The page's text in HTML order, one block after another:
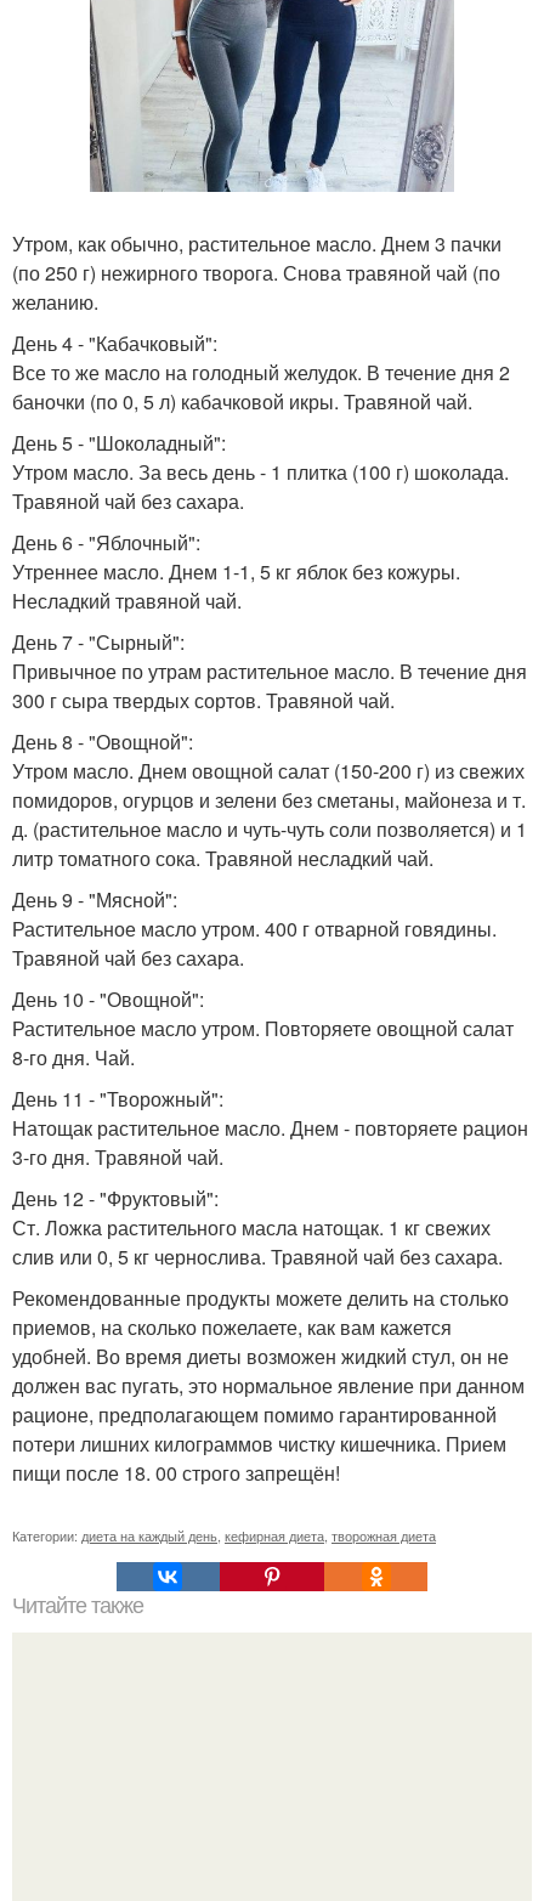
Утром, как обычно, растительное масло. Днем 3 пачки
(по 250 г) нежирного творога. Снова травяной чай (по
желанию.
День 4 - "Кабачковый":
Все то же масло на голодный желудок. В течение дня 2
баночки (по 0, 5 л) кабачковой икры. Травяной чай.
День 5 - "Шоколадный":
Утром масло. За весь день - 1 плитка (100 г) шоколада.
Травяной чай без сахара.
День 6 - "Яблочный":
Утреннее масло. Днем 1-1, 5 кг яблок без кожуры.
Несладкий травяной чай.
День 7 - "Сырный":
Привычное по утрам растительное масло. В течение дня
300 г сыра твердых сортов. Травяной чай.
День 8 - "Овощной":
Утром масло. Днем овощной салат (150-200 г) из свежих
помидоров, огурцов и зелени без сметаны, майонеза и т.
д. (растительное масло и чуть-чуть соли позволяется) и 1
литр томатного сока. Травяной несладкий чай.
День 9 - "Мясной":
Растительное масло утром. 400 г отварной говядины.
Травяной чай без сахара.
День 10 - "Овощной":
Растительное масло утром. Повторяете овощной салат
8-го дня. Чай.
День 11 - "Творожный":
Натощак растительное масло. Днем - повторяете рацион
3-го дня. Травяной чай.
День 12 - "Фруктовый":
Ст. Ложка растительного масла натощак. 1 кг свежих
слив или 0, 5 кг чернослива. Травяной чай без сахара.
Рекомендованные продукты можете делить на столько
приемов, на сколько пожелаете, как вам кажется
удобней. Во время диеты возможен жидкий стул, он не
должен вас пугать, это нормальное явление при данном
рационе, предполагающем помимо гарантированной
потери лишних килограммов чистку кишечника. Прием
пищи после 18. 00 строго запрещён!
Категории: диета на каждый день кефирная диета творожная диета
Читайте также